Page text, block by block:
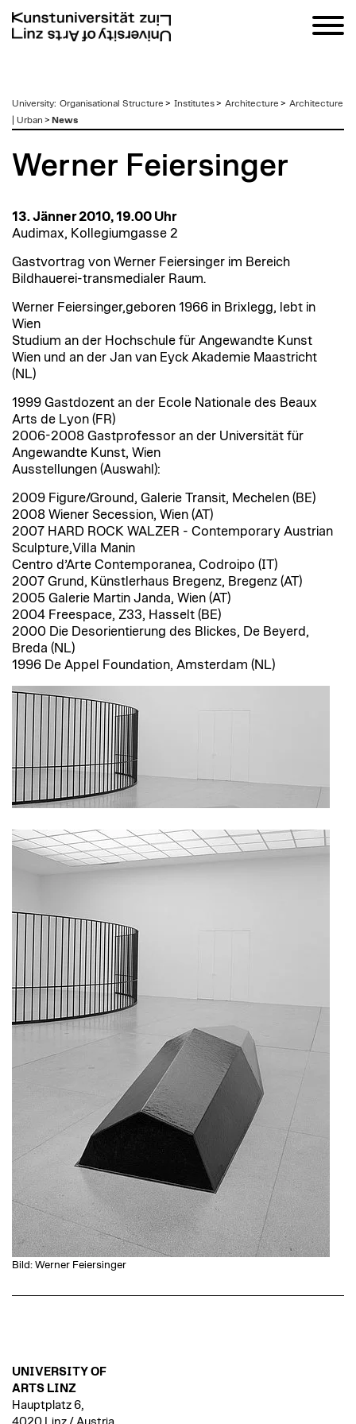
zum
Inhalt
University: Organisational Structure > Institutes> Architecture > Architecture
| Urban > News
Werner Feiersinger
13. Jänner 2010, 19.00 Uhr
Audimax, Kollegiumgasse 2
Gastvortrag von Werner Feiersinger im Bereich
Bildhauerei-transmedialer Raum.
Werner Feiersinger,geboren 1966 in Brixlegg, lebt in
Wien
Studium an der Hochschule für Angewandte Kunst
Wien und an der Jan van Eyck Akademie Maastricht
(NL)
1999 Gastdozent an der Ecole Nationale des Beaux
Arts de Lyon (FR)
2006-2008 Gastprofessor an der Universität für
Angewandte Kunst, Wien
Ausstellungen (Auswahl):
2009 Figure/Ground, Galerie Transit, Mechelen (BE)
2008 Wiener Secession, Wien (AT)
2007 HARD ROCK WALZER - Contemporary Austrian
Sculpture,Villa Manin
Centro d’Arte Contemporanea, Codroipo (IT)
2007 Grund, Künstlerhaus Bregenz, Bregenz (AT)
2005 Galerie Martin Janda, Wien (AT)
2004 Freespace, Z33, Hasselt (BE)
2000 Die Desorientierung des Blickes, De Beyerd,
Breda (NL)
1996 De Appel Foundation, Amsterdam (NL)
Bild: Werner Feiersinger
UNIVERSITY OF
ARTS LINZ
Hauptplatz 6,